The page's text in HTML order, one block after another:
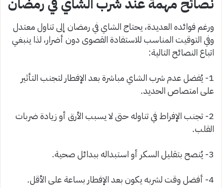
نصائح مهمة عند شرب الشاي في رمضان
ورغم فوائده العديدة، يحتاج الشاي في رمضان إلى تناول معتدل
وفي التوقيت المناسب للاستفادة القصوى دون أضرار، لذا ينبغي
اتباع النصائح التالية:
1- يُفضل عدم شرب الشاي مباشرة بعد الإفطار لتجنب التأثير
على امتصاص الحديد.
2- تجنب الإفراط في تناوله حتى لا يسبب الأرق أو زيادة ضربات
القلب.
3- يُنصح بتقليل السكر أو استبداله ببدائل صحية.
4- أفضل وقت لشربه يكون بعد الإفطار بساعة على الأقل.